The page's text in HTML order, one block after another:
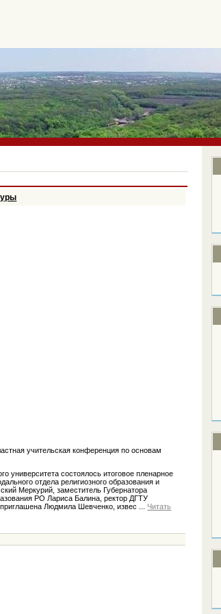
учительская конференция по основам
университета состоялось итоговое пленарное
отдела религиозного образования и
Меркурий, заместитель Губернатора
РО Лариса Балина, ректор ДГТУ
Людмила Шевченко, извес
Читать